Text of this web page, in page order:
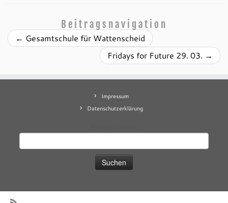
Beitragsnavigation
← Gesamtschule für Wattenscheid
Fridays for Future 29. 03. →
Impressum
Datenschutzerklärung